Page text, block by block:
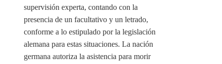
supervisión experta, contando con la
presencia de un facultativo y un letrado,
conforme a lo estipulado por la legislación
alemana para estas situaciones. La nación
germana autoriza la asistencia para morir